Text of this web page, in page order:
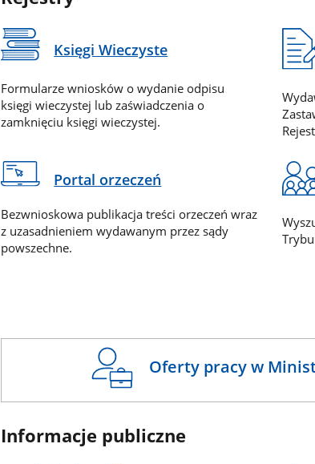
Księgi Wieczyste
Formularze wniosków o wydanie odpisu
księgi wieczystej lub zaświadczenia o
zamknięciu księgi wieczystej.
Portal orzeczeń
Bezwnioskowa publikacja treści orzeczeń wraz
z uzasadnieniem wydawanym przez sądy
powszechne.
Oferty pracy w
Informacje publiczne